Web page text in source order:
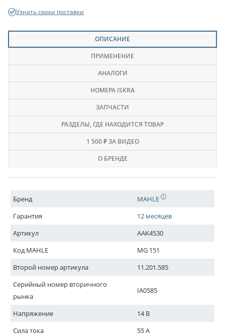
Узнать сроки поставки
ОПИСАНИЕ
ПРИМЕНЕНИЕ
АНАЛОГИ
НОМЕРА ISKRA
ЗАПЧАСТИ
РАЗДЕЛЫ, ГДЕ НАХОДИТСЯ ТОВАР
1 500 ₽ ЗА ВИДЕО
О БРЕНДЕ
Бренд
MAHLE
Гарантия
12 месяцев
Артикул
AAK4530
Код MAHLE
MG 151
Второй номер артикула
11.201.585
Серийный номер вторичного
рынка
IA0585
Напряжение
14 В
Сила тока
55 A